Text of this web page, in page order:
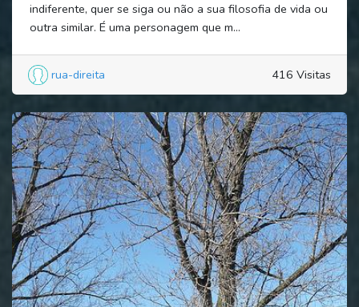
indiferente, quer se siga ou não a sua filosofia de vida ou
outra similar. É uma personagem que m...
rua-direita 416 Visitas